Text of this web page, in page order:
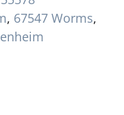
, 67547 Worms,